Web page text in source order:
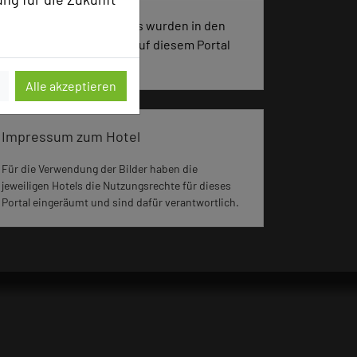
Alle akzeptieren
1666 Seiten dieses Hotels wurden in den
vergangenen 30 Tagen auf diesem Portal
aufgerufen.
Impressum zum Hotel
Für die Verwendung der Bilder haben die
jeweiligen Hotels die Nutzungsrechte für dieses
Portal eingeräumt und sind dafür verantwortlich.